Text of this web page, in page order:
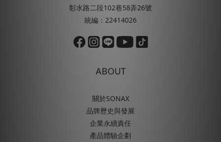
彰水路二段102巷58弄26號
統編：22414026
ABOUT
關於SONAX
品牌歷史與發展
企業永續責任
產品體驗企劃